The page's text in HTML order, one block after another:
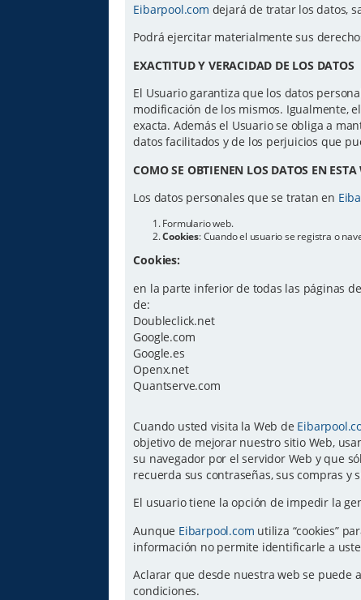
Eibarpool.com dejará de tratar los datos,
Podrá ejercitar materialmente sus
EXACTITUD Y VERACIDAD DE LOS DATOS
El Usuario garantiza que los datos
modificación de los mismos. Igualmente,
exacta. Además el Usuario se obliga a
datos facilitados y de los perjuicios que
COMO SE OBTIENEN LOS DATOS EN ESTA
Los datos personales que se tratan en
Formulario web.
Cookies: Cuando el usuario se registra o
Cookies:
en la parte inferior de todas las páginas
de:
Doubleclick.net
Google.com
Google.es
Openx.net
Quantserve.com
Cuando usted visita la Web de
objetivo de mejorar nuestro sitio Web,
su navegador por el servidor Web y que
recuerda sus contraseñas, sus compras y
El usuario tiene la opción de impedir la
Aunque Eibarpool.com utiliza “cookies”
información no permite identificarle a
Aclarar que desde nuestra web se puede
condiciones.